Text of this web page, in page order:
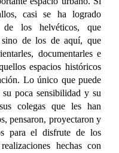
casi se ha logrado
los helvéticos, que
de los de aquí, que
documentarles e
espacios históricos
Lo único que puede
su poca sensibilidad y su
colegas que les han
pensaron, proyectaron y
para el disfrute de los
hechas con